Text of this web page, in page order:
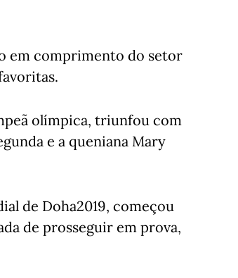
em comprimento do setor
olímpica, triunfou com
e a queniana Mary
de Doha2019, começou
de prosseguir em prova,